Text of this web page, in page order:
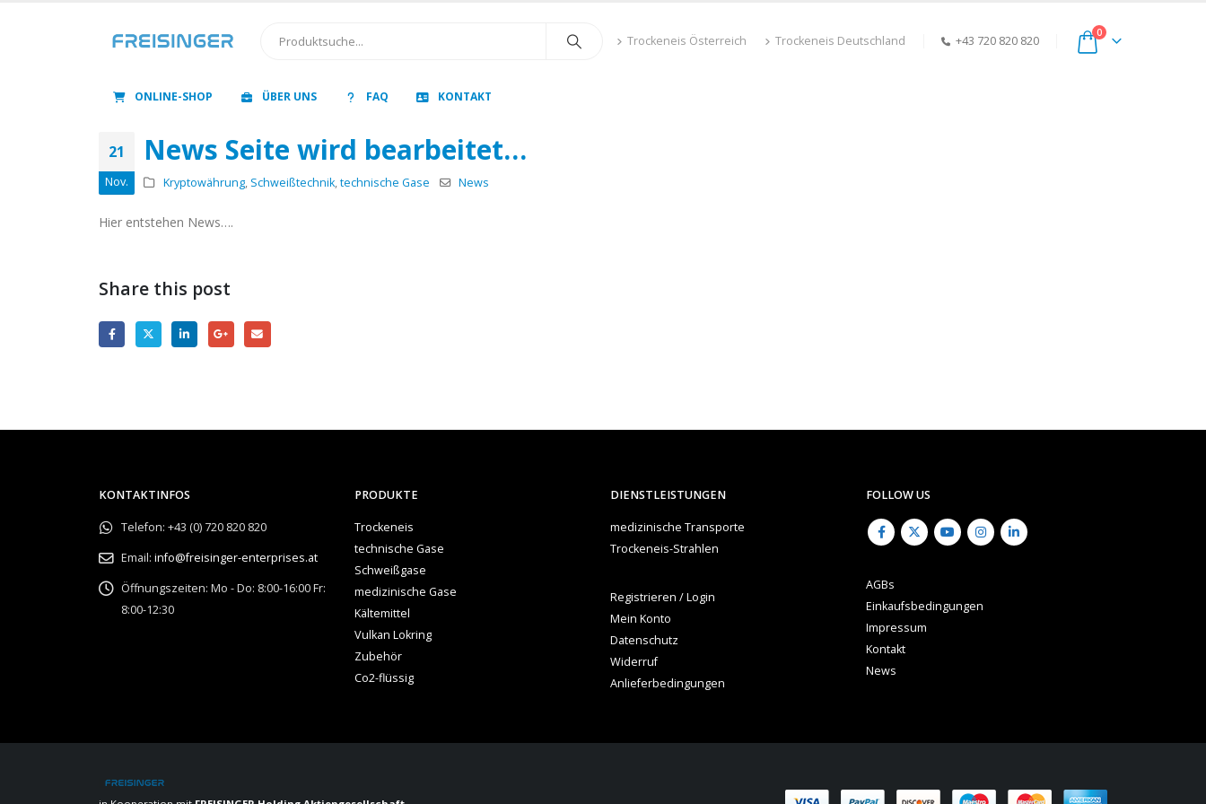
Trockeneis Österreich Trockeneis Deutschland +43 720 820 820
0
ONLINE-SHOP ÜBER UNS FAQ KONTAKT
21
Nov.
News Seite wird bearbeitet…
Kryptowährung, Schweißtechnik,technische Gase News
Hier entstehen News….
Share this post
KONTAKTINFOS
Telefon: +43 (0) 720 820 820
Email: info@freisinger-enterprises.at
Öffnungszeiten: Mo - Do: 8:00-16:00 Fr:
8:00-12:30
PRODUKTE
Trockeneis
technische Gase
Schweißgase
medizinische Gase
Kältemittel
Vulkan Lokring
Zubehör
Co2-flüssig
DIENSTLEISTUNGEN
medizinische Transporte
Trockeneis-Strahlen
Registrieren / Login
Mein Konto
Datenschutz
Widerruf
Anlieferbedingungen
FOLLOW US
AGBs
Einkaufsbedingungen
Impressum
Kontakt
News